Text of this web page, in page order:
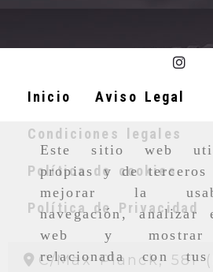
Este sitio web
propias y de terceros
mejorar la
navegación,
web y mostrar
relacionada con tus
Inicio Aviso Legal
Condiciones legales
Política de cookies
Política de Privacidad
C/Max Planck, 581